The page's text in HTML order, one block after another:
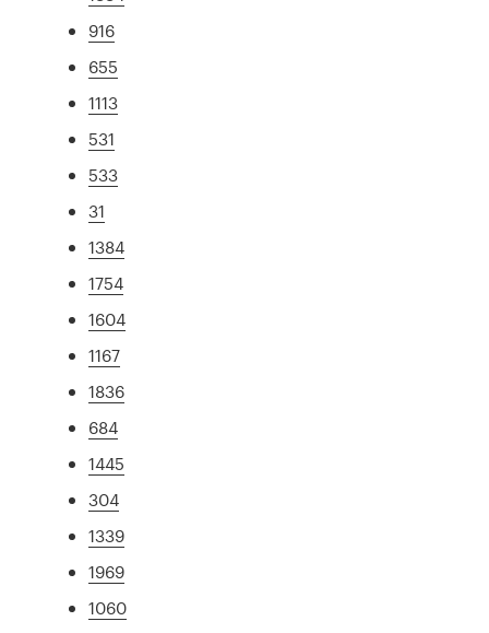
916
655
1113
531
533
31
1384
1754
1604
1167
1836
684
1445
304
1339
1969
1060